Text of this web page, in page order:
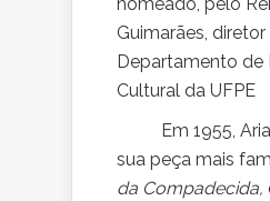
nomeado, pelo
Guimarães, diretor
Departamento de
Cultural da UFPE
Em 1955,
sua peça mais
da Compadecida,